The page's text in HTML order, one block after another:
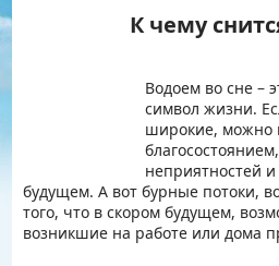
К чему
Водоем во сне –
символ жизни.
широкие, можно
неприятностей
будущем. А вот бурные потоки,
того, что в скором будущем,
возникшие на работе или дома